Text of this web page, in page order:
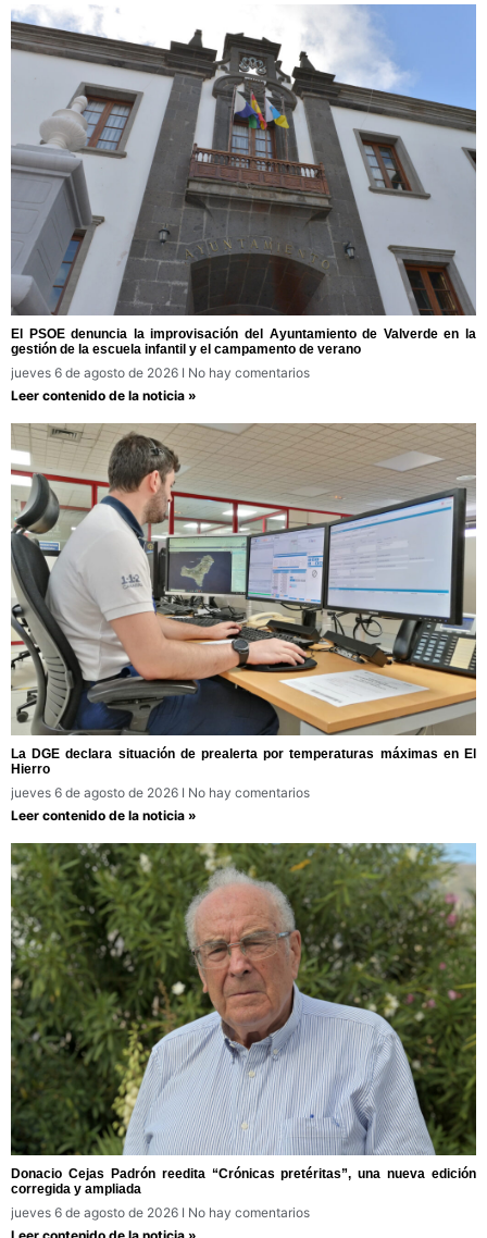
El PSOE denuncia la improvisación del Ayuntamiento de Valverde en la
gestión de la escuela infantil y el campamento de verano
jueves 6 de agosto de 2026
No hay comentarios
Leer contenido de la noticia »
La DGE declara situación de prealerta por temperaturas máximas en El
Hierro
jueves 6 de agosto de 2026
No hay comentarios
Leer contenido de la noticia »
Donacio Cejas Padrón reedita “Crónicas pretéritas”, una nueva edición
corregida y ampliada
jueves 6 de agosto de 2026
No hay comentarios